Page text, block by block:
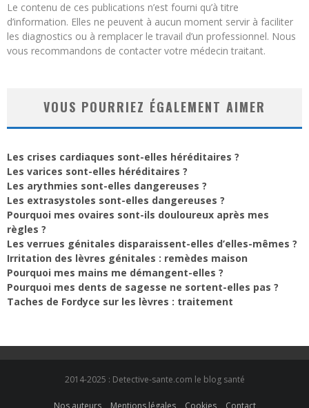
Le contenu de ces publications n’est fourni qu’à titre
d’information. Elles ne peuvent à aucun moment servir à faciliter
les diagnostics ou à remplacer le travail d’un professionnel. Nous
vous recommandons de contacter votre médecin traitant.
VOUS POURRIEZ ÉGALEMENT AIMER
Les crises cardiaques sont-elles héréditaires ?
Les varices sont-elles héréditaires ?
Les arythmies sont-elles dangereuses ?
Les extrasystoles sont-elles dangereuses ?
Pourquoi mes ovaires sont-ils douloureux après mes
règles ?
Les verrues génitales disparaissent-elles d’elles-mêmes ?
Irritation des lèvres génitales : remèdes maison
Pourquoi mes mains me démangent-elles ?
Pourquoi mes dents de sagesse ne sortent-elles pas ?
Taches de Fordyce sur les lèvres : traitement
2014-2025 : Detective-sante.com le blog santé